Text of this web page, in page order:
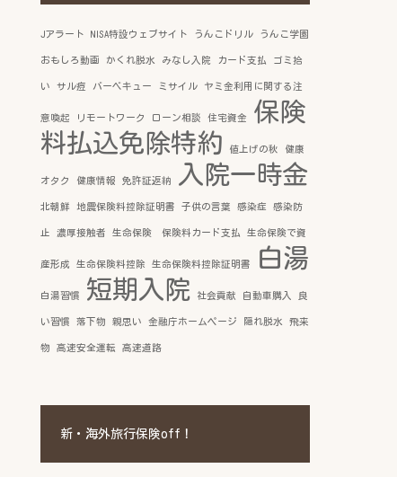
Jアラート NISA特設ウェブサイト うんこドリル うんこ学園
おもしろ動画 かくれ脱水 みなし入院 カード支払 ゴミ拾
い サル痘 バーベキュー ミサイル ヤミ金利用に関する注
意喚起 リモートワーク ローン相談 住宅資金
保険
料払込免除特約
値上げの秋 健康
オタク 健康情報 免許証返納 入院一時金
北朝鮮 地震保険料控除証明書 子供の言葉 感染症 感染防
止 濃厚接触者 生命保険 保険料カード支払 生命保険で資
産形成 生命保険料控除 生命保険料控除証明書 白湯
白湯習慣 短期入院 社会貢献 自動車購入 良
い習慣 落下物 親思い 金融庁ホームページ 隠れ脱水 飛来
物 高速安全運転 高速道路
新・海外旅行保険off！